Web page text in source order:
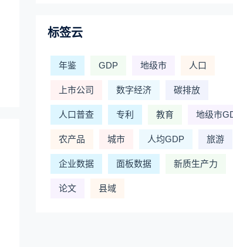
标签云
年鉴 GDP 地级市 人口
上市公司 数字经济 碳排放
人口普查 专利 教育 地级市
农产品 城市 人均GDP 旅游
企业数据 面板数据 新质生产力
论文 县域